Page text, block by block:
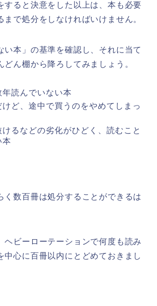
すると決意をした以上は、本も必要
まで処分をしなければいけません。
い本」の基準を確認し、それに当て
どん棚から降ろしてみましょう。
読んでいない本
ど、途中で買うのをやめてしまっ
るなどの劣化がひどく、読むこと
本
く数百冊は処分することができるは
ヘビーローテーションで何度も読み
中心に百冊以内にとどめておきまし